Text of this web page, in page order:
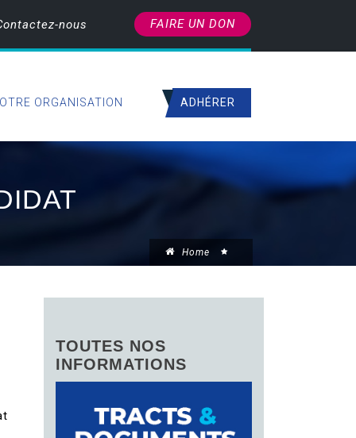
nous FAIRE UN DON
ORGANISATION ADHÉRER
Home
TOUTES NOS
INFORMATIONS